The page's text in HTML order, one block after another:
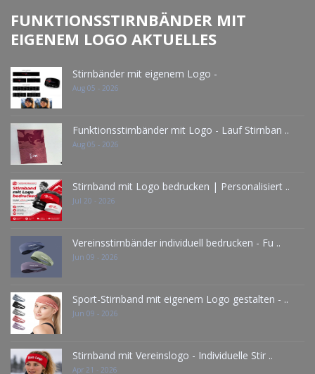
FUNKTIONSSTIRNBÄNDER MIT
EIGENEM LOGO AKTUELLES
Stirnbänder mit eigenem Logo -
Aug 05 - 2026
Funktionsstirnbänder mit Logo - Lauf Stirnban ..
Aug 05 - 2026
Stirnband mit Logo bedrucken | Personalisiert ..
Jul 20 - 2026
Vereinsstirnbänder individuell bedrucken - Fu ..
Jun 09 - 2026
Sport-Stirnband mit eigenem Logo gestalten - ..
Jun 09 - 2026
Stirnband mit Vereinslogo - Individuelle Stir ..
Apr 21 - 2026